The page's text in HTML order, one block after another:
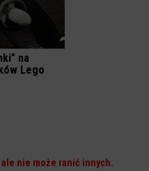
na
Lego
ale nie może ranić innych.